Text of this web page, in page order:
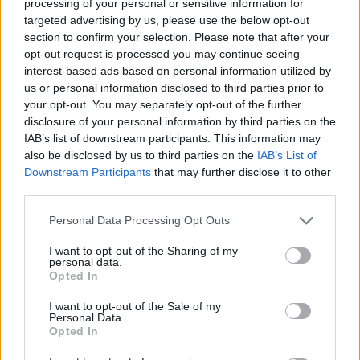
processing of your personal or sensitive information for
targeted advertising by us, please use the below opt-out
section to confirm your selection. Please note that after your
opt-out request is processed you may continue seeing
interest-based ads based on personal information utilized by
us or personal information disclosed to third parties prior to
your opt-out. You may separately opt-out of the further
disclosure of your personal information by third parties on the
IAB’s list of downstream participants. This information may
also be disclosed by us to third parties on the IAB’s List of
Downstream Participants that may further disclose it to other
Personal Data Processing Opt Outs
I want to opt-out of the Sharing of my
personal data.
Opted In
I want to opt-out of the Sale of my
Personal Data.
Opted In